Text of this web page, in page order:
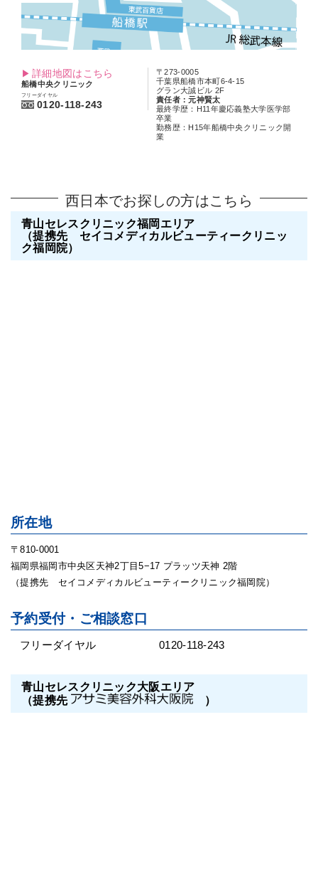
詳細地図はこちら
船橋中央クリニック
フリーダイヤル
0120-118-243
〒273-0005
千葉県船橋市本町6-4-15
グラン大誠ビル 2F
責任者：元神賢太
最終学歴：H11年慶応義塾大学医学部
卒業
勤務歴：H15年船橋中央クリニック開
業
西日本でお探しの方はこちら
青山セレスクリニック福岡エリア
（提携先 セイコメディカルビューティークリニッ
ク福岡院）
所在地
〒810-0001
福岡県福岡市中央区天神2丁目5−17 プラッツ天神 2階
（提携先 セイコメディカルビューティークリニック福岡院）
予約受付・ご相談窓口
フリーダイヤル 0120-118-243
青山セレスクリニック大阪エリア
（提携先
）